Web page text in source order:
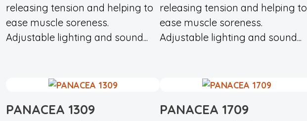
releasing tension and helping to
ease muscle soreness.
Adjustable lighting and sound...
releasing tension and helping to
ease muscle soreness.
Adjustable lighting and sound...
PANACEA 1309 PANACEA 1709